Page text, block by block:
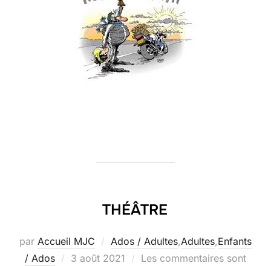
THÉÂTRE
par Accueil MJC Ados / Adultes,Adultes,Enfants
/ Ados
Publié
3 août 2021
Les commentaires sont